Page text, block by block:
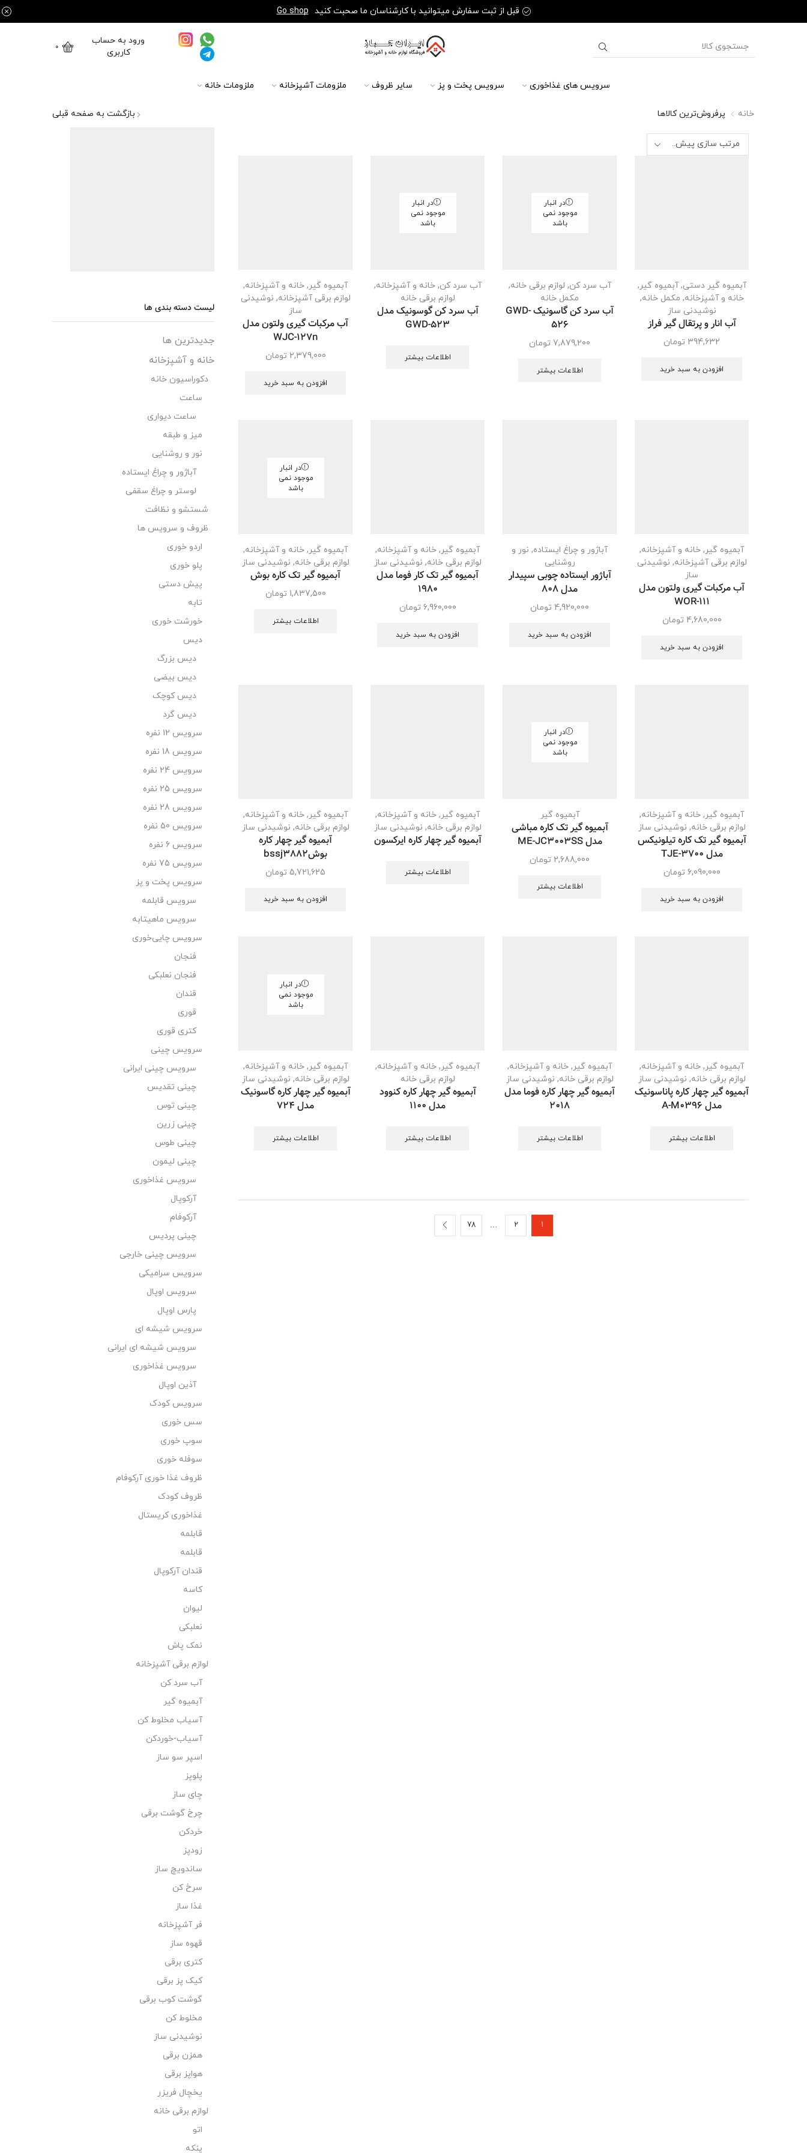
قبل از ثبت سفارش میتوانید با کارشناسان ما صحبت کنید Go shop
ورود به حساب
کاربری
0
سرویس های غذاخوری سرویس پخت و پز سایر ظروف ملزومات آشپزخانه ملزومات خانه
بازگشت به صفحه قبلی خانه پرفروش‌ترین کالاها
آبمیوه گیر دستی,آبمیوه گیر ,
خانه و آشپزخانه, مکمل خانه,
نوشیدنی ساز
آب انار و پرتقال گیر فراز
394,632 تومان
افزودن به سبد خرید
در انبار
موجود نمی
باشد
آب سرد کن, لوازم برقی خانه,
مکمل خانه
آب سرد کن گاسونیک GWD-
526
7,879,200 تومان
اطلاعات بیشتر
در انبار
موجود نمی
باشد
آب سرد کن,خانه و آشپزخانه,
لوازم برقی خانه
آب سرد کن گوسونیک مدل
GWD-523
اطلاعات بیشتر
آبمیوه گیر , خانه و آشپزخانه,
لوازم برقی آشپزخانه, نوشیدنی
ساز
آب مرکبات گیری ولتون مدل
WJC-127n
2,379,000 تومان
افزودن به سبد خرید
آبمیوه گیر, خانه و آشپزخانه,
لوازم برقی آشپزخانه, نوشیدنی
ساز
آب مرکبات گیری ولتون مدل
WOR-111
4,680,000 تومان
افزودن به سبد خرید
آباژور و چراغ ایستاده, نور و
روشنایی
آباژور ایستاده چوبی سپیدار
مدل 808
4,920,000 تومان
افزودن به سبد خرید
آبمیوه گیر, خانه و آشپزخانه,
لوازم برقی خانه, نوشیدنی ساز
آبمیوه گیر تک کار فوما مدل
1980
6,960,000 تومان
افزودن به سبد خرید
در انبار
موجود نمی
باشد
آبمیوه گیر, خانه و آشپزخانه,
لوازم برقی خانه, نوشیدنی ساز
آبمیوه گیر تک کاره بوش
1,837,500 تومان
اطلاعات بیشتر
آبمیوه گیر , خانه و آشپزخانه,
لوازم برقی خانه, نوشیدنی ساز
آبمیوه گیر تک کاره تیلونیکس
مدل TJE-3700
6,090,000 تومان
افزودن به سبد خرید
در انبار
موجود نمی
باشد
آبمیوه گیر
آبمیوه گیر تک کاره مباشی
مدل ME-JC3003SS
2,688,000 تومان
اطلاعات بیشتر
آبمیوه گیر , خانه و آشپزخانه,
لوازم برقی خانه, نوشیدنی ساز
آبمیوه گیر چهار کاره ایرکسون
اطلاعات بیشتر
آبمیوه گیر , خانه و آشپزخانه,
لوازم برقی خانه, نوشیدنی ساز
آبمیوه گیر چهار کاره
بوشbssj3882
5,721,625 تومان
افزودن به سبد خرید
آبمیوه گیر, خانه و آشپزخانه,
لوازم برقی خانه, نوشیدنی ساز
آبمیوه گیر چهار کاره پاناسونیک
مدل A-M0396
اطلاعات بیشتر
آبمیوه گیر, خانه و آشپزخانه,
لوازم برقی خانه, نوشیدنی ساز
آبمیوه گیر چهار کاره فوما مدل
2018
اطلاعات بیشتر
آبمیوه گیر, خانه و آشپزخانه,
لوازم برقی خانه
آبمیوه گیر چهار کاره کنوود
مدل 1100
اطلاعات بیشتر
در انبار
موجود نمی
باشد
آبمیوه گیر, خانه و آشپزخانه,
لوازم برقی خانه, نوشیدنی ساز
آبمیوه گیر چهار کاره گاسونیک
مدل 724
اطلاعات بیشتر
1
2
…
78
لیست دسته بندی ها
جدیدترین ها
خانه و آشپزخانه
دکوراسیون خانه
ساعت
ساعت دیواری
میز و طبقه
نور و روشنایی
آباژور و چراغ ایستاده
لوستر و چراغ سقفی
شستشو و نظافت
ظروف و سرویس ها
اردو خوری
پلو خوری
پیش دستی
تابه
خورشت خوری
دیس
دیس بزرگ
دیس بیضی
دیس کوچک
دیس گرد
سرویس 12 نفره
سرویس 18 نفره
سرویس 24 نفره
سرویس 25 نفره
سرویس 28 نفره
سرویس 50 نفره
سرویس 6 نفره
سرویس 75 نفره
سرویس پخت و پز
سرویس قابلمه
سرویس ماهیتابه
سرویس چایی‌خوری
فنجان
فنجان نعلبکی
قندان
قوری
کتری قوری
سرویس چینی
سرویس چینی ایرانی
چینی تقدیس
چینی توس
چینی زرین
چینی طوس
چینی لیمون
سرویس غذاخوری
آرکوپال
آرکوفام
چینی پردیس
سرویس چینی خارجی
سرویس سرامیکی
سرویس اوپال
پارس اوپال
سرویس شیشه ای
سرویس شیشه ای ایرانی
سرویس غذاخوری
آذین اوپال
سرویس کودک
سس خوری
سوپ خوری
سوفله خوری
ظروف غذا خوری آرکوفام
ظروف کودک
غذاخوری کریستال
قابلمه
قابلمه
قندان آرکوپال
کاسه
لیوان
نعلبکی
نمک پاش
لوازم برقی آشپزخانه
آب سرد کن
آبمیوه گیر
آسیاب مخلوط کن
آسیاب-خوردکن
اسپر سو ساز
پلوپز
چای ساز
چرخ گوشت برقی
خردکن
زودپز
ساندویچ ساز
سرخ کن
غذا ساز
فر آشپزخانه
قهوه ساز
کتری برقی
کیک پز برقی
گوشت کوب برقی
مخلوط کن
نوشیدنی ساز
همزن برقی
هواپز برقی
یخچال فریزر
لوازم برقی خانه
اتو
پنکه